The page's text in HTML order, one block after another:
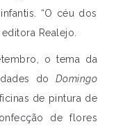
“O céu dos
Realejo.
o tema da
do Domingo
de pintura de
de flores